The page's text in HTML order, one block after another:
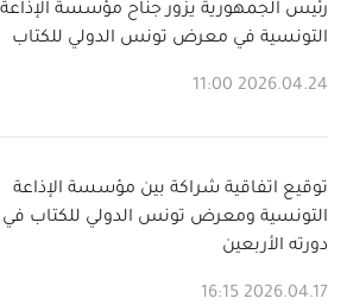
رئيس الجمهورية يزور جناح مؤسسة الإذاعة
التونسية في معرض تونس الدولي للكتاب
2026.04.24 11:00
توقيع اتفاقية شراكة بين مؤسسة الإذاعة
التونسية ومعرض تونس الدولي للكتاب في
دورته الأربعين
2026.04.17 16:15